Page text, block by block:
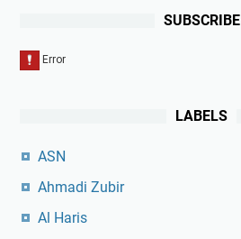
SUBSCRIBE
LABELS
ASN
Ahmadi Zubir
Al Haris